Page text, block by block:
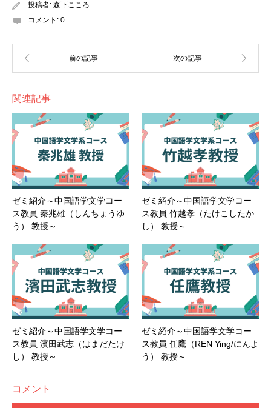
投稿者: 森下こころ
コメント: 0
関連記事
ゼミ紹介～中国語学文学コー
ス教員 秦兆雄（しんちょうゆ
う） 教授～
ゼミ紹介～中国語学文学コー
ス教員 竹越孝（たけこしたか
し） 教授～
ゼミ紹介～中国語学文学コー
ス教員 濱田武志（はまだたけ
し） 教授～
ゼミ紹介～中国語学文学コー
ス教員 任鷹（REN Ying/にんよ
う） 教授～
コメント